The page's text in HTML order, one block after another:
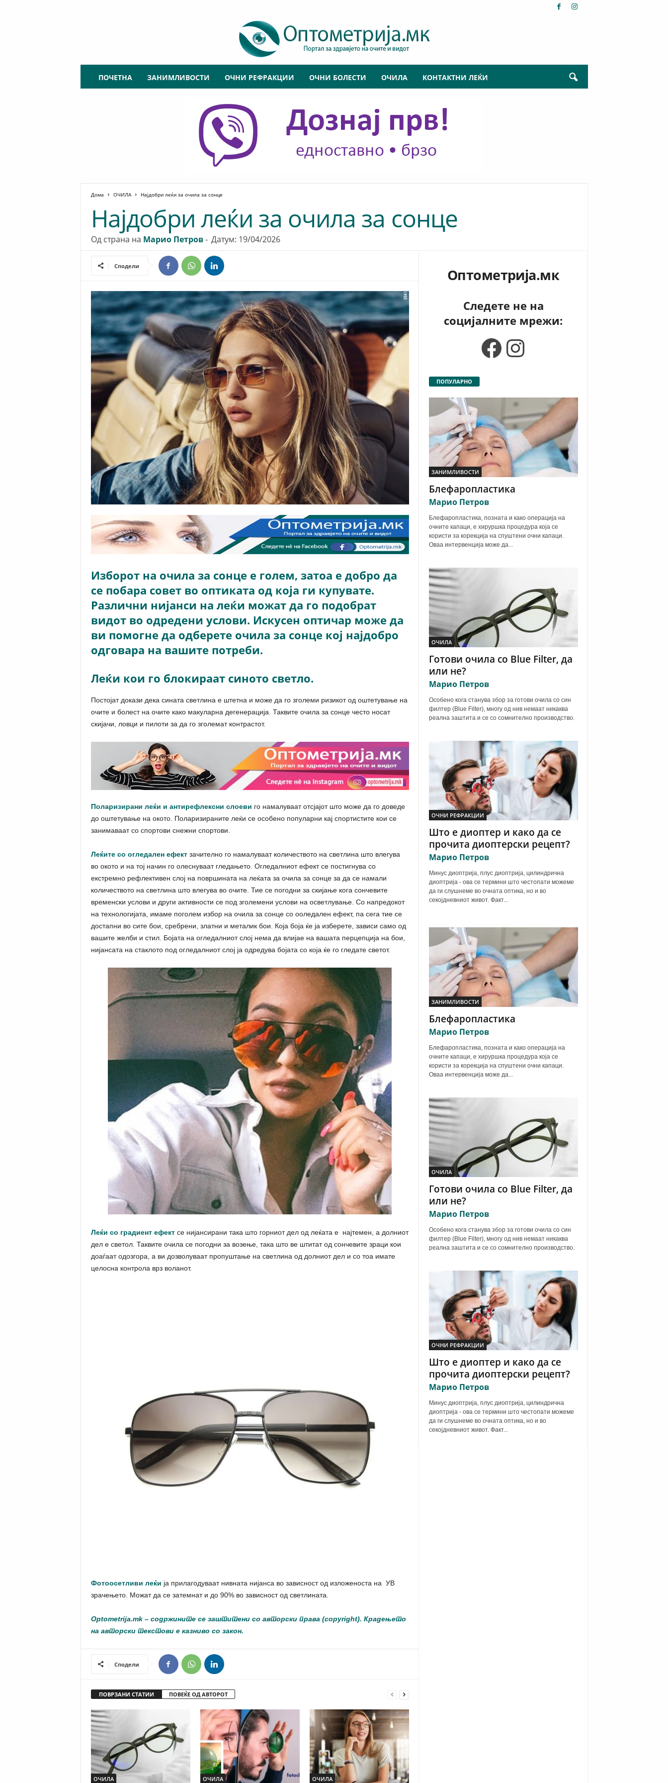
т
.
ПОЧЕТНА ЗАНИМЛИВОСТИ ОЧНИ РЕФРАКЦИИ ОЧНИ БОЛЕСТИ ОЧИЛА КОНТАКТНИ ЛЕЌИ
Дома ОЧИЛА Најдобри леќи за очила за сонце
Најдобри леќи за очила за сонце
Од страна на Марио Петров- Датум: 19/04/2026
Сподели
Изборот на очила за сонце е голем, затоа е добро да
се побара совет во оптиката од која ги купувате.
Различни нијанси на леќи можат да го подобрат
видот во одредени услови. Искусен оптичар може да
ви помогне да одберете очила за сонце кој најдобро
одговара на вашите потреби.
Леќи кои го блокираат синото светло.
Постојат докази дека сината светлина е штетна и може да го зголеми ризикот од оштетување на
очите и болест на очите како макуларна дегенерација. Таквите очила за сонце често носат
скијачи, ловци и пилоти за да го зголемат контрастот.
Поларизирани леќи и антирефлексни слоеви го намалуваат отсјајот што може да го доведе
до оштетување на окото. Поларизираните леќи се особено популарни кај спортистите кои се
занимаваат со спортови снежни спортови.
Леќите со огледален ефект зачително го намалуваат количеството на светлина што влегува
во окото и на тој начин го олеснуваат гледањето. Огледалниот ефект се постигнува со
екстремно рефлективен слој на површината на леќата за очила за сонце за да се намали
количеството на светлина што влегува во очите. Тие се погодни за скијање кога сончевите
временски услови и други активности се под зголемени услови на осветлување. Со напредокот
на технологијата, имаме поголем избор на очила за сонце со ооледален ефект, па сега тие се
достапни во сите бои, сребрени, златни и металик бои. Која боја ќе ја изберете, зависи само од
вашите желби и стил. Бојата на огледалниот слој нема да влијае на вашата перцепција на бои,
нијансата на стаклото под огледалниот слој ја одредува бојата со која ќе го гледате светот.
Леќи со градиент ефектсе нијансирани така што горниот дел од леќата е најтемен, а долниот
дел е светол. Таквите очила се погодни за возење, така што ве штитат од сончевите зраци кои
доаѓаат одозгора, а ви дозволуваат пропуштање на светлина од долниот дел и со тоа имате
целосна контрола врз воланот.
Фотоосетливи леќи ја прилагодуваат нивната нијанса во зависност од изложеноста на УВ
зрачењето. Можат да се затемнат и до 90% во зависност од светлината.
Optometrija.mk– содржините се заштитени со авторски права (copyright). Крадењето
на авторски текстови е казниво со закон.
Сподели
ПОВРЗАНИ СТАТИИ ПОВЕЌЕ ОД АВТОРОТ
ОЧИЛА ОЧИЛА ОЧИЛА
Оптометрија.мк
Следете не на
социјалните мрежи:
Facebook
Instagram
ПОПУЛАРНО
ЗАНИМЛИВОСТИ
Блефаропластика
Марио Петров
Блефаропластика, позната и како операција на
очните капаци, е хируршка процедура која се
користи за корекција на спуштени очни капаци.
Оваа интервенција може да...
ОЧИЛА
Готови очила со Blue Filter, да
или не?
Марио Петров
Особено кога станува збор за готови очила со син
филтер (Blue Filter), многу од нив немаат никаква
реална заштита и се со сомнително производство.
ОЧНИ РЕФРАКЦИИ
Што е диоптер и како да се
прочита диоптерски рецепт?
Марио Петров
Минус диоптрија, плус диоптрија, цилиндрична
диоптрија - ова се термини што честопати можеме
да ги слушнеме во очната оптика, но и во
секојдневниот живот. Факт...
ЗАНИМЛИВОСТИ
Блефаропластика
Марио Петров
Блефаропластика, позната и како операција на
очните капаци, е хируршка процедура која се
користи за корекција на спуштени очни капаци.
Оваа интервенција може да...
ОЧИЛА
Готови очила со Blue Filter, да
или не?
Марио Петров
Особено кога станува збор за готови очила со син
филтер (Blue Filter), многу од нив немаат никаква
реална заштита и се со сомнително производство.
ОЧНИ РЕФРАКЦИИ
Што е диоптер и како да се
прочита диоптерски рецепт?
Марио Петров
Минус диоптрија, плус диоптрија, цилиндрична
диоптрија - ова се термини што честопати можеме
да ги слушнеме во очната оптика, но и во
секојдневниот живот. Факт...